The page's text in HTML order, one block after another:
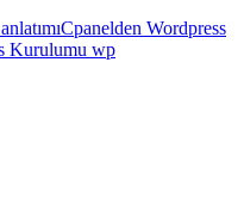
Cpanelden Wordpress
Kurulumu wp